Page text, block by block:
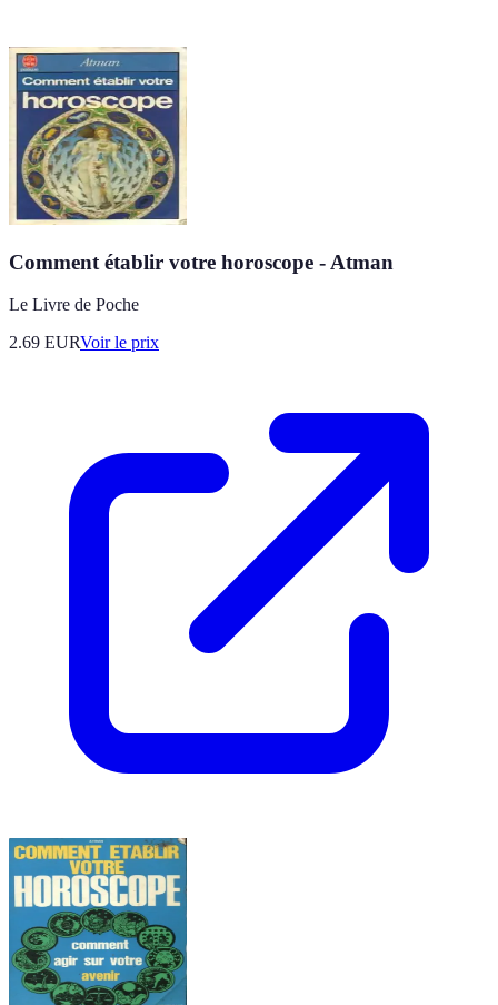
Comment établir votre horoscope - Atman
Le Livre de Poche
2.69 EURVoir le prix